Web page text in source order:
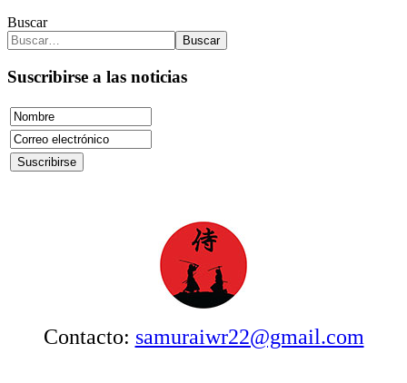
Buscar
Buscar
Suscribirse a las noticias
Contacto: samuraiwr22@gmail.com